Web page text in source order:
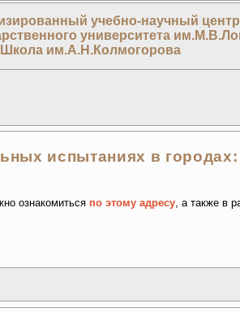
учебно-научный центр
университета
Школа им.А.Н.Колмогорова
испытаниях в городах:
ознакомиться по этому адресу, а также в